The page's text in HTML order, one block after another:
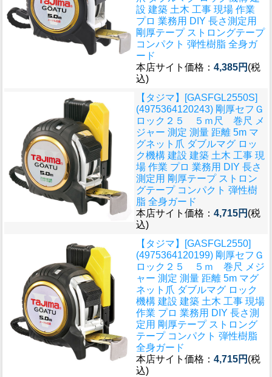
設 建築 土木 工事 現場 作業
プロ 業務用 DIY 長さ測定用
剛厚テープ ストロングテープ
コンパクト 弾性樹脂 全身ガ
ード
本店サイト価格： 4,385円 (税
込)
【タジマ】[GASFGL2550S]
(4975364120243) 剛厚セフＧ
ロック２５ ５ｍ尺 巻尺 メ
ジャー 測定 測量 距離 5m マ
グネット爪 ダブルマグ ロッ
ク機構 建設 建築 土木 工事 現
場 作業 プロ 業務用 DIY 長さ
測定用 剛厚テープ ストロン
グテープ コンパクト 弾性樹
脂 全身ガード
本店サイト価格： 4,715円 (税
込)
【タジマ】[GASFGL2550]
(4975364120199) 剛厚セフＧ
ロック２５ ５ｍ 巻尺 メジ
ャー 測定 測量 距離 5m マグ
ネット爪 ダブルマグ ロック
機構 建設 建築 土木 工事 現場
作業 プロ 業務用 DIY 長さ測
定用 剛厚テープ ストロング
テープ コンパクト 弾性樹脂
全身ガード
本店サイト価格： 4,715円 (税
込)